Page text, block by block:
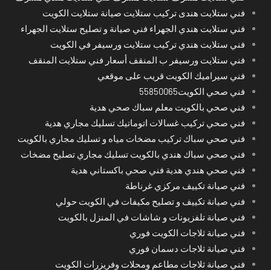
فني ستلايت هندى تركيب ستلايت صيانة ستلايت الكويت
فني ستلايت هندي الجهراء فني صيانة و تصليح ستلايت الجهراء
فني ستلايت هندي تركيب ستلايت ورسيفر في الكويت
فني ستلايت ورسيفر ب المنقف أسعار فني ستلايت المنقف
فني سيراميك الكويت قريب على موقعي
فني صحي الكويت55850065
فني صحي بالكويت معلم سباك صحي هدية
فني صحي تركيب غسالات اتوماتيك تسليك مجاري هدية
فني صحي سباك تركيب مضخات مياه و تسليك مجاري بالكويت
فني صحي سباك هندي بالكويت تسليك مجاري تصليح مضخات
فني صحي هندي هدية فني صحي باكستاني هدية
فني صيانة تكييف مركزي غرناطة
فني صيانة تكييف و تصليح مكيفات في الكويت حولي
فني صيانة تلفزيونات و شاشات في المنزل بالكويت
فني صيانة ثلاجات الكويت فوري
فني صيانة ثلاجات دسمان فوري
فني صيانة ثلاجات مطاعم ومحلات وفريزرات الكويت